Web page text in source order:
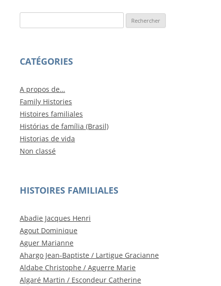
CATÉGORIES
A propos de…
Family Histories
Histoires familiales
Histórias de família (Brasil)
Historias de vida
Non classé
HISTOIRES FAMILIALES
Abadie Jacques Henri
Agout Dominique
Aguer Marianne
Ahargo Jean-Baptiste / Lartigue Gracianne
Aldabe Christophe / Aguerre Marie
Algaré Martin / Escondeur Catherine